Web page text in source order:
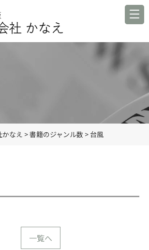
かなえ >書籍のジャンル数 > 台風
一覧へ